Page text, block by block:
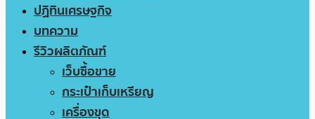
ปฏิทินเศรษฐกิจ
บทความ
รีวิวผลิตภัณฑ์
เว็บซื้อขาย
กระเป๋าเก็บเหรียญ
เครื่องขุด